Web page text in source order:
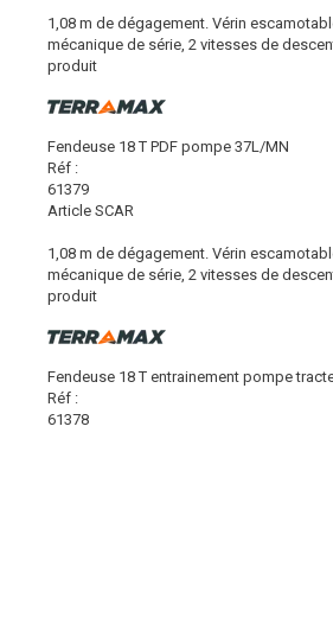
1,08 m de dégagement. Vérin
mécanique de série, 2 vitesses de
produit
Fendeuse 18 T PDF pompe 37L/MN
Réf :
61379
Article SCAR
1,08 m de dégagement. Vérin
mécanique de série, 2 vitesses de
produit
Fendeuse 18 T entrainement pompe
Réf :
61378